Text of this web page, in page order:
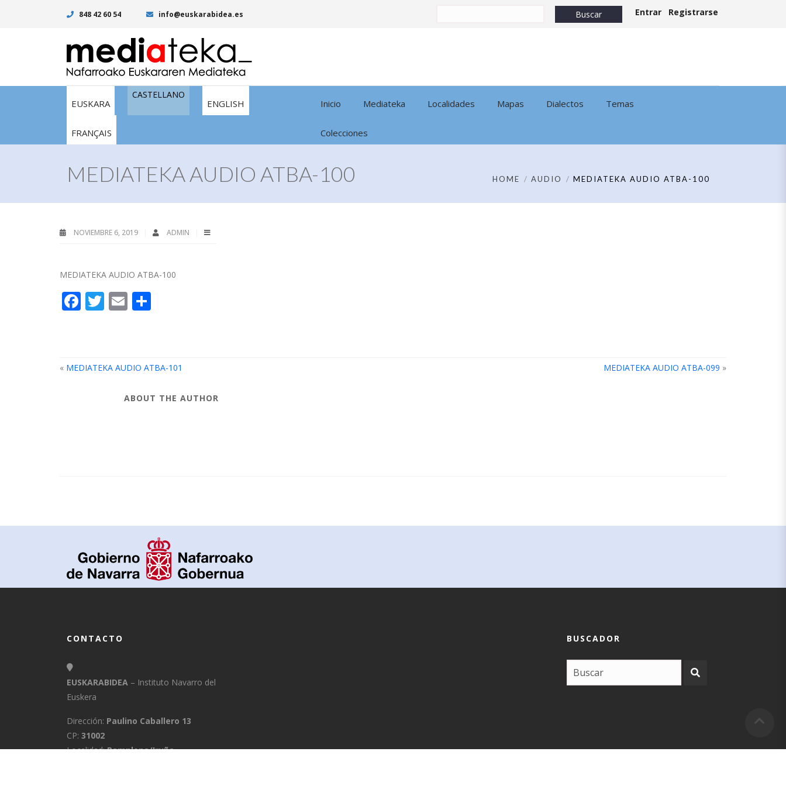
848 42 60 54 info@euskarabidea.es Entrar Registrarse
EUSKARA
CASTELLANO
ENGLISH
FRANÇAIS
Inicio Mediateka Localidades Mapas Dialectos Temas
Colecciones
MEDIATEKA AUDIO ATBA-100 HOME AUDIO MEDIATEKA AUDIO ATBA-100
NOVIEMBRE 6, 2019 ADMIN
MEDIATEKA AUDIO ATBA-100
Facebook
Twitter
Email
« MEDIATEKA AUDIO ATBA-101 MEDIATEKA AUDIO ATBA-099 »
ABOUT THE AUTHOR
CONTACTO
EUSKARABIDEA – Instituto Navarro del
Euskera
Dirección: Paulino Caballero 13
CP: 31002
Localidad:Pamplona/Iruña
BUSCADOR